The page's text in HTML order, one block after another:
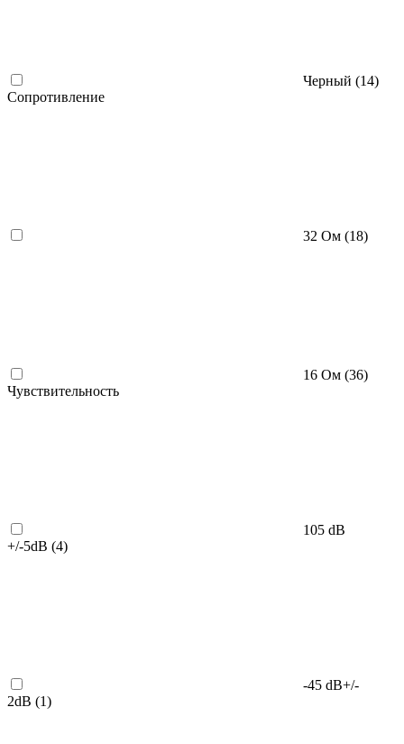
Черный (14)
Сопротивление
32 Ом (18)
16 Ом (36)
Чувствительность
105 dB
+/-5dB (4)
-45 dB+/-
2dB (1)